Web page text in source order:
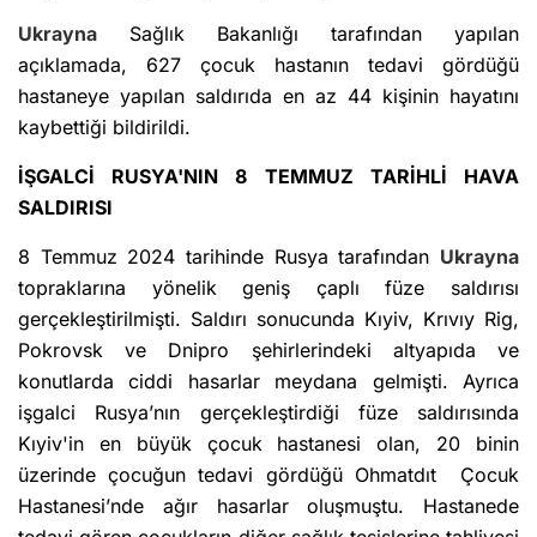
Ukrayna Sağlık Bakanlığı tarafından yapılan
açıklamada, 627 çocuk hastanın tedavi gördüğü
hastaneye yapılan saldırıda en az 44 kişinin hayatını
kaybettiği bildirildi.
İŞGALCİ RUSYA'NIN 8 TEMMUZ TARİHLİ HAVA
SALDIRISI
8 Temmuz 2024 tarihinde Rusya tarafından Ukrayna
topraklarına yönelik geniş çaplı füze saldırısı
gerçekleştirilmişti. Saldırı sonucunda Kıyiv, Krıvıy Rig,
Pokrovsk ve Dnipro şehirlerindeki altyapıda ve
konutlarda ciddi hasarlar meydana gelmişti. Ayrıca
işgalci Rusya’nın gerçekleştirdiği füze saldırısında
Kıyiv'in en büyük çocuk hastanesi olan, 20 binin
üzerinde çocuğun tedavi gördüğü Ohmatdıt Çocuk
Hastanesi’nde ağır hasarlar oluşmuştu. Hastanede